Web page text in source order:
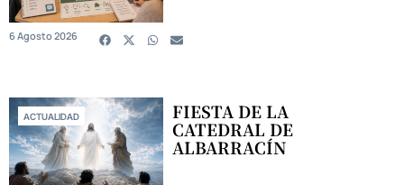
6 Agosto 2026
ACTUALIDAD FIESTA DE LA
CATEDRAL DE
ALBARRACÍN